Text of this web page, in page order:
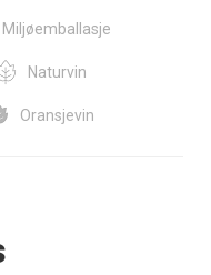
Miljøemballasje
Naturvin
Oransjevin